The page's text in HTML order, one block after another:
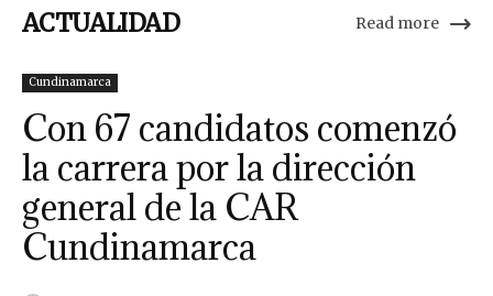
ACTUALIDAD Read more
Cundinamarca
Con 67 candidatos comenzó
la carrera por la dirección
general de la CAR
Cundinamarca